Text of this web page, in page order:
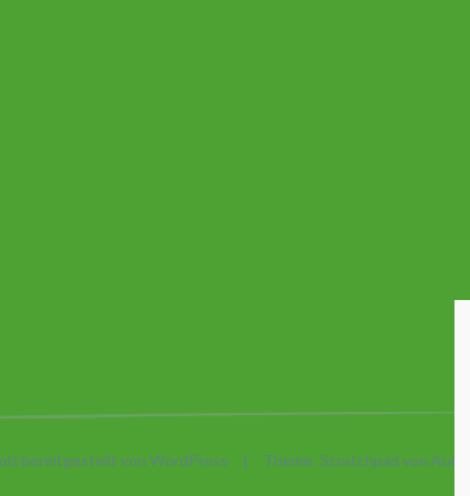
bereitgestellt von WordPress | Theme: Scratchpad von